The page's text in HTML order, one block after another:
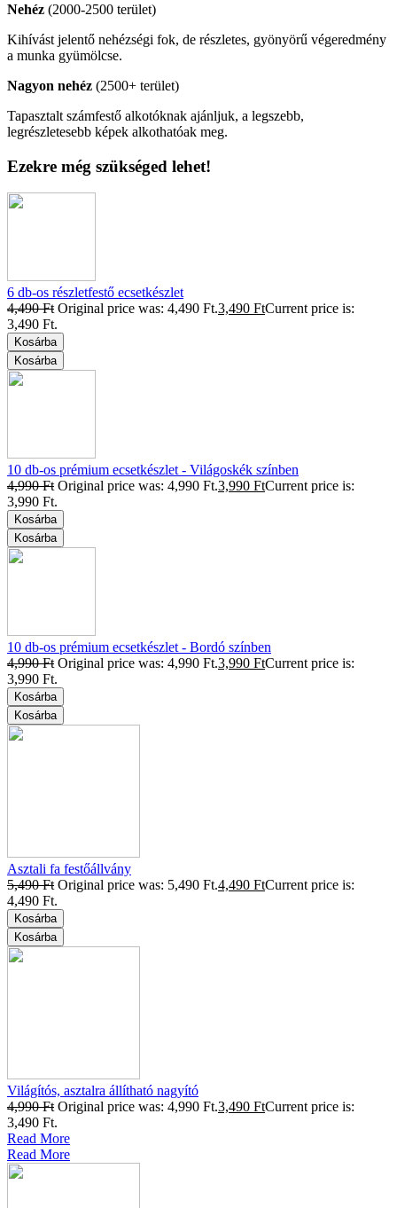
Nehéz (2000-2500 terület)
Kihívást jelentő nehézségi fok, de részletes, gyönyörű végeredmény
a munka gyümölcse.
Nagyon nehéz (2500+ terület)
Tapasztalt számfestő alkotóknak ajánljuk, a legszebb,
legrészletesebb képek alkothatóak meg.
Ezekre még szükséged lehet!
6 db-os részletfestő ecsetkészlet
4,490Ft Original price was: 4,490 Ft.3,490 FtCurrent price is:
3,490 Ft.
Kosárba
Kosárba
10 db-os prémium ecsetkészlet - Világoskék színben
4,990Ft Original price was: 4,990 Ft.3,990 FtCurrent price is:
3,990 Ft.
Kosárba
Kosárba
10 db-os prémium ecsetkészlet - Bordó színben
4,990Ft Original price was: 4,990 Ft.3,990 FtCurrent price is:
3,990 Ft.
Kosárba
Kosárba
Asztali fa festőállvány
5,490Ft Original price was: 5,490 Ft.4,490 FtCurrent price is:
4,490 Ft.
Kosárba
Kosárba
Világítós, asztalra állítható nagyító
4,990Ft Original price was: 4,990 Ft.3,490 FtCurrent price is:
3,490 Ft.
Read More
Read More